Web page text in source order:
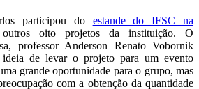
participou do estande do IFSC na
oito projetos da instituição. O
professor Anderson Renato Vobornik
de levar o projeto para um evento
grande oportunidade para o grupo, mas
com a obtenção da quantidade